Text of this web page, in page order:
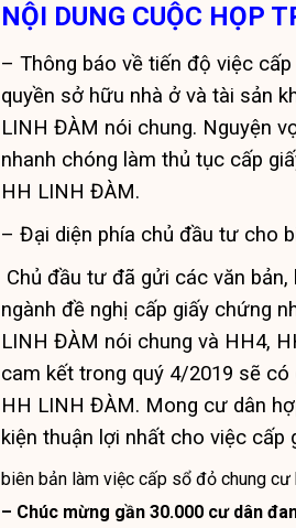
NỘI DUNG CUỘC HỌP
– Thông báo về tiến độ việc
quyền sở hữu nhà ở và tài sản
LINH ĐÀM nói chung. Nguyện
nhanh chóng làm thủ tục cấp
HH LINH ĐÀM.
– Đại diện phía chủ đầu tư cho
Chủ đầu tư đã gửi các văn
ngành đề nghị cấp giấy chứng
LINH ĐÀM nói chung và HH4,
cam kết trong quý 4/2019 sẽ
HH LINH ĐÀM. Mong cư dân
kiện thuận lợi nhất cho việc cấp
biên bản làm việc cấp sổ đỏ chung cư
– Chúc mừng gần 30.000 cư dân